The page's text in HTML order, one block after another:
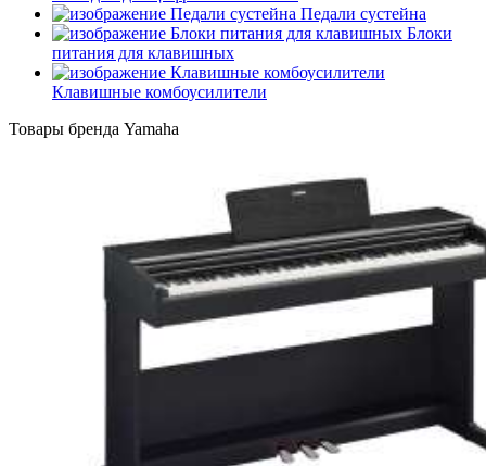
Педали сустейна
Блоки
питания для клавишных
Клавишные комбоусилители
Товары бренда Yamaha